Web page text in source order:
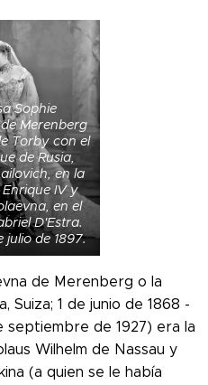
Sophie
Merenberg
Torby con el
de Rusia,
en la
IV y
en el
D'Estra.
julio de 1897.
de Merenberg o la
Suiza; 1 de junio de 1868 -
septiembre de 1927) era la
Wilhelm de Nassau y
(a quien se le había